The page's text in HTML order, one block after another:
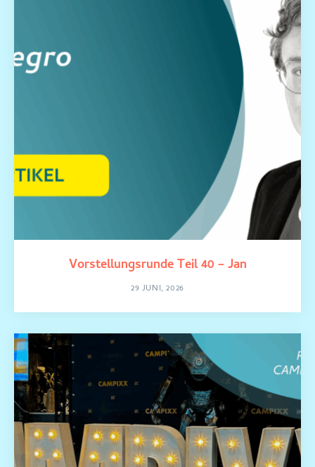
Vorstellungsrunde Teil 40 – Jan
29 JUNI, 2026